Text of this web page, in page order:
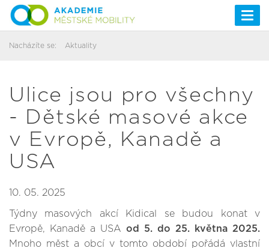
Nacházíte se: Aktuality
Ulice jsou pro všechny
- Dětské masové akce
v Evropě, Kanadě a
USA
10. 05. 2025
Týdny masových akcí Kidical se budou konat v
Evropě, Kanadě a USA od 5. do 25. května 2025.
Mnoho měst a obcí v tomto období pořádá vlastní